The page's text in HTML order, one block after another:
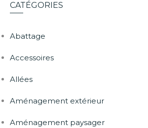
CATÉGORIES
Abattage
Accessoires
Allées
Aménagement extérieur
Aménagement paysager